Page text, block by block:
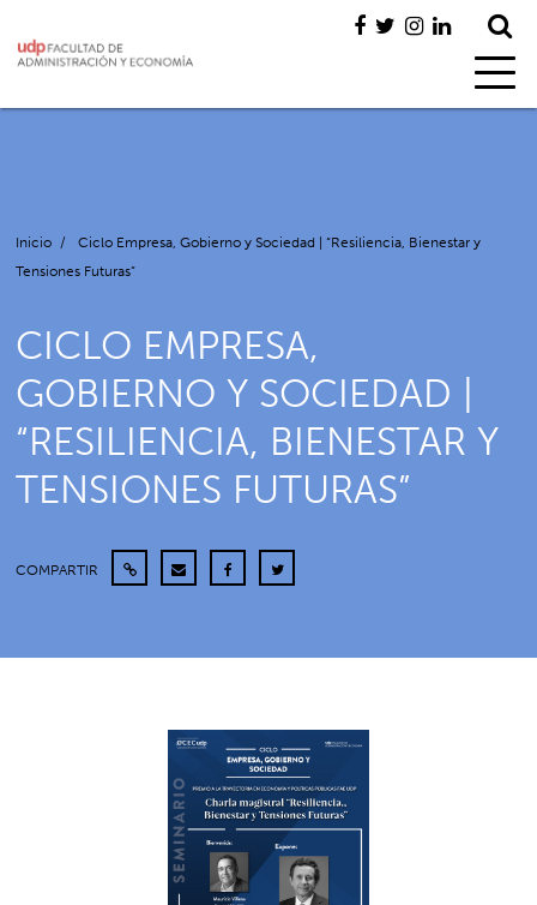
Inicio /
Ciclo Empresa, Gobierno y Sociedad | “Resiliencia, Bienestar y
Tensiones Futuras”
CICLO EMPRESA,
GOBIERNO Y SOCIEDAD |
“RESILIENCIA, BIENESTAR Y
TENSIONES FUTURAS”
COMPARTIR